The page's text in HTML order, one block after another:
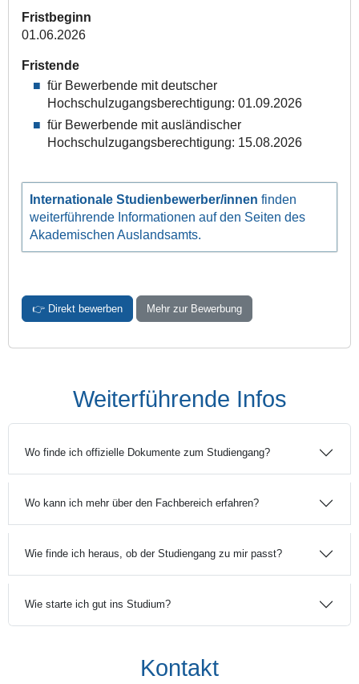
Fristbeginn
01.06.2026
Fristende
für Bewerbende mit deutscher
Hochschulzugangsberechtigung: 01.09.2026
für Bewerbende mit ausländischer
Hochschulzugangsberechtigung: 15.08.2026
Internationale Studienbewerber/innenfinden
weiter­führende Informationen auf den Seiten des
Akademischen Auslandsamts.
👉 Direkt bewerben Mehr zur Bewerbung
Weiterführende Infos
Wo finde ich offizielle Dokumente zum Studiengang?
Wo kann ich mehr über den Fachbereich erfahren?
Wie finde ich heraus, ob der Studiengang zu mir passt?
Wie starte ich gut ins Studium?
Kontakt